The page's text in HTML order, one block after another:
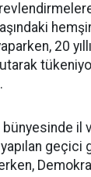
20
bünyesinde il
geçici